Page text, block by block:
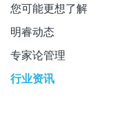
您可能更想了解
明睿动态
专家论管理
行业资讯